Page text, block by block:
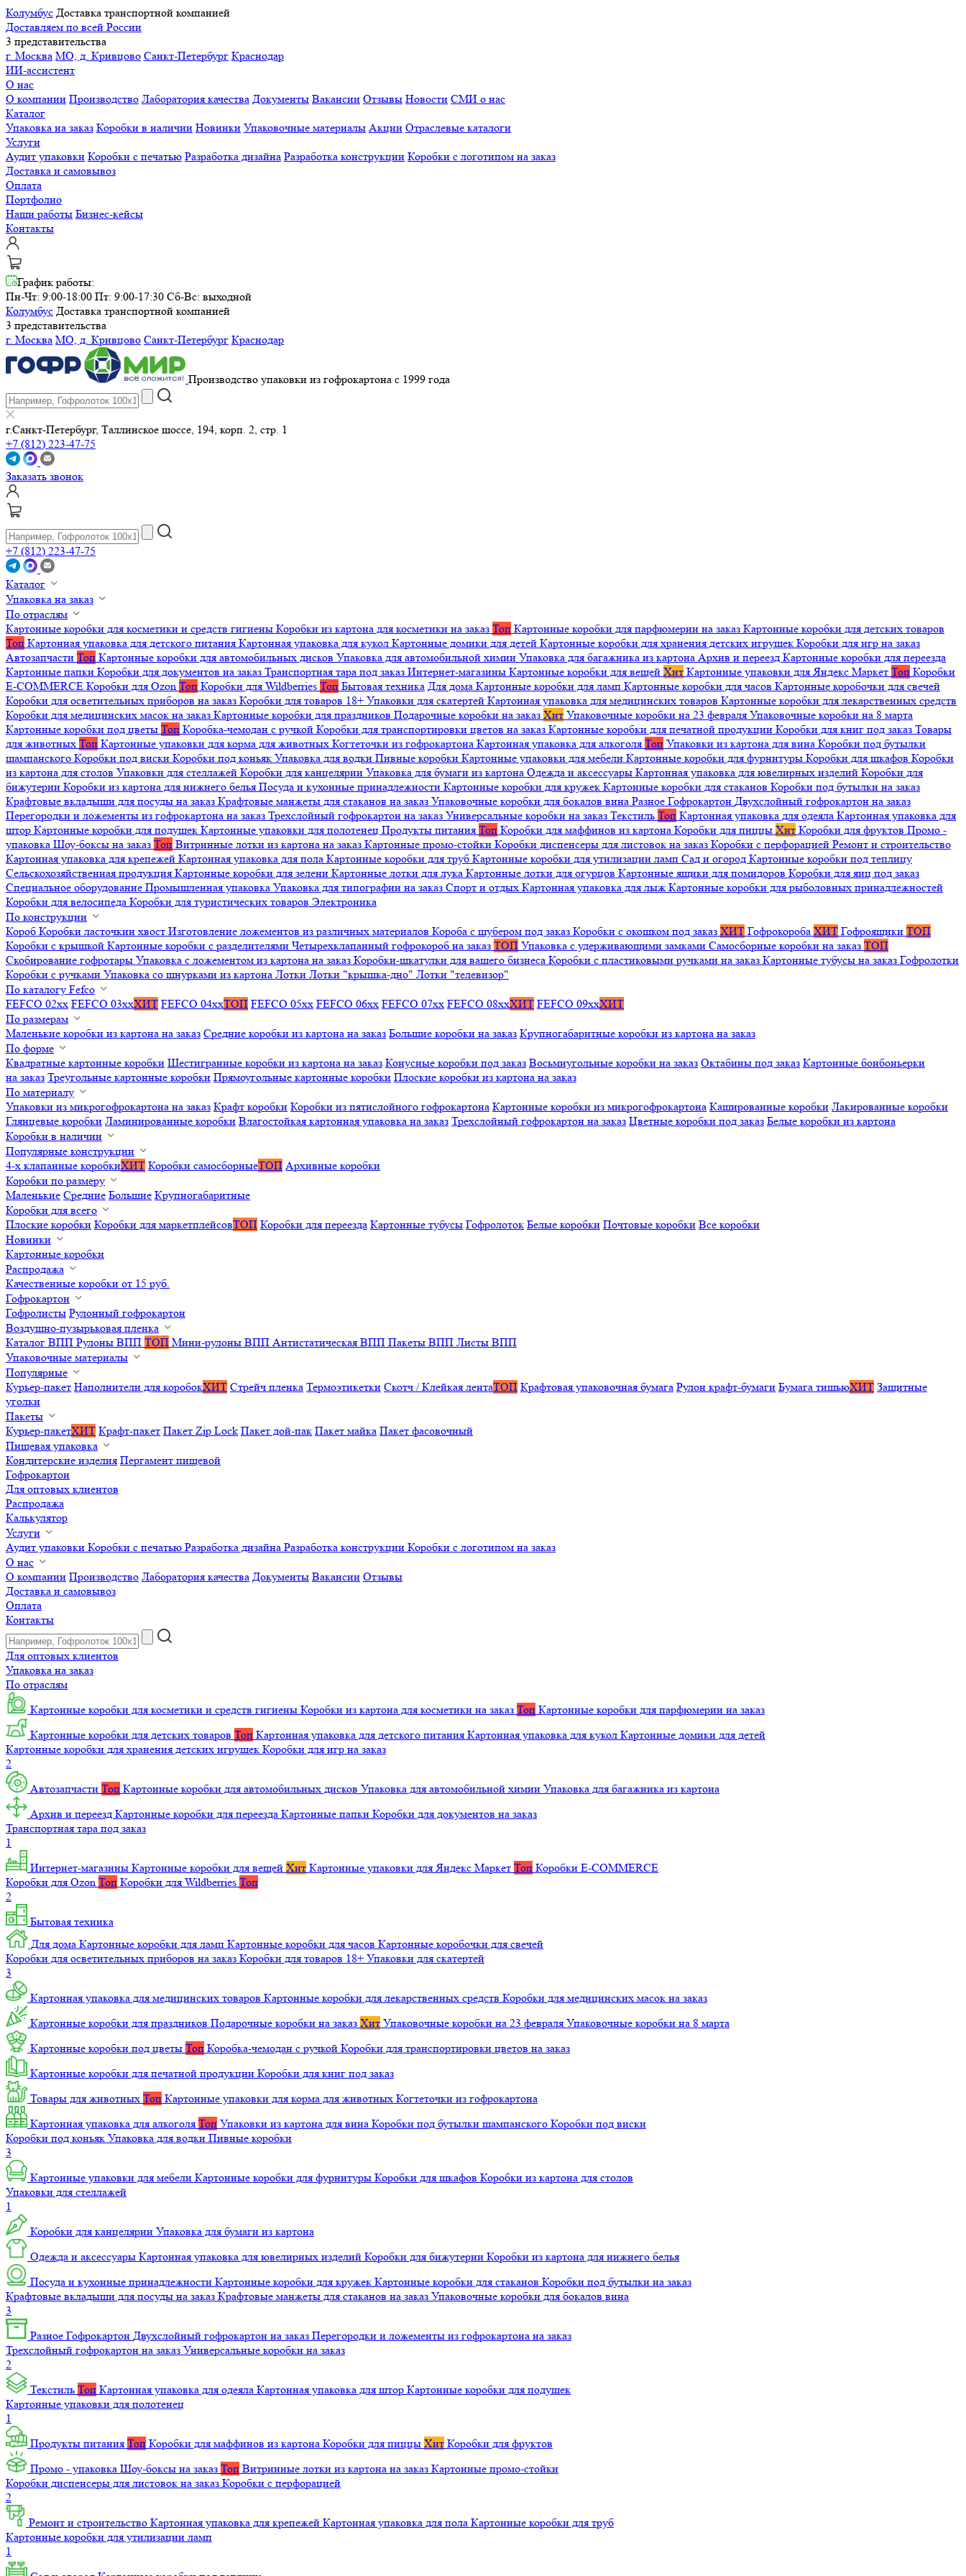
Колумбус Доставка транспортной компанией
Доставляем по всей России
3 представительства
г. Москва МО, д. Кривцово Санкт-Петербург Краснодар
ИИ-ассистент
О нас
О компании Производство Лаборатория качества Документы Вакансии Отзывы Новости СМИ о нас
Каталог
Упаковка на заказ Коробки в наличии Новинки Упаковочные материалы Акции Отраслевые каталоги
Услуги
Аудит упаковки Коробки с печатью Разработка дизайна Разработка конструкции Коробки с логотипом на заказ
Доставка и самовывоз
Оплата
Портфолио
Наши работы Бизнес-кейсы
Контакты
График работы:
Пн-Чт: 9:00-18:00 Пт: 9:00-17:30 Сб-Вс: выходной
Колумбус Доставка транспортной компанией
3 представительства
г. Москва МО, д. Кривцово Санкт-Петербург Краснодар
Производство упаковки из гофрокартона с 1999 года
г.Санкт-Петербург, Таллинское шоссе, 194, корп. 2, стр. 1
+7 (812) 223-47-75
Заказать звонок
+7 (812) 223-47-75
Каталог
Упаковка на заказ
По отраслям
Картонные коробки для косметики и средств гигиены Коробки из картона для косметики на заказ Топ Картонные коробки для парфюмерии на заказ Картонные коробки для детских товаров
Топ Картонная упаковка для детского питания Картонная упаковка для кукол Картонные домики для детей Картонные коробки для хранения детских игрушек Коробки для игр на заказ
Автозапчасти Топ Картонные коробки для автомобильных дисков Упаковка для автомобильной химии Упаковка для багажника из картона Архив и переезд Картонные коробки для переезда
Картонные папки Коробки для документов на заказ Транспортная тара под заказ Интернет-магазины Картонные коробки для вещей Хит Картонные упаковки для Яндекс Маркет Топ Коробки
E-COMMERCE Коробки для Ozon Топ Коробки для Wildberries Топ Бытовая техника Для дома Картонные коробки для ламп Картонные коробки для часов Картонные коробочки для свечей
Коробки для осветительных приборов на заказ Коробки для товаров 18+ Упаковки для скатертей Картонная упаковка для медицинских товаров Картонные коробки для лекарственных средств
Коробки для медицинских масок на заказ Картонные коробки для праздников Подарочные коробки на заказ Хит Упаковочные коробки на 23 февраля Упаковочные коробки на 8 марта
Картонные коробки под цветы Топ Коробка-чемодан с ручкой Коробки для транспортировки цветов на заказ Картонные коробки для печатной продукции Коробки для книг под заказ Товары
для животных Топ Картонные упаковки для корма для животных Когтеточки из гофрокартона Картонная упаковка для алкоголя Топ Упаковки из картона для вина Коробки под бутылки
шампанского Коробки под виски Коробки под коньяк Упаковка для водки Пивные коробки Картонные упаковки для мебели Картонные коробки для фурнитуры Коробки для шкафов Коробки
из картона для столов Упаковки для стеллажей Коробки для канцелярии Упаковка для бумаги из картона Одежда и аксессуары Картонная упаковка для ювелирных изделий Коробки для
бижутерии Коробки из картона для нижнего белья Посуда и кухонные принадлежности Картонные коробки для кружек Картонные коробки для стаканов Коробки под бутылки на заказ
Крафтовые вкладыши для посуды на заказ Крафтовые манжеты для стаканов на заказ Упаковочные коробки для бокалов вина Разное Гофрокартон Двухслойный гофрокартон на заказ
Перегородки и ложементы из гофрокартона на заказ Трехслойный гофрокартон на заказ Универсальные коробки на заказ Текстиль Топ Картонная упаковка для одеяла Картонная упаковка для
штор Картонные коробки для подушек Картонные упаковки для полотенец Продукты питания Топ Коробки для маффинов из картона Коробки для пиццы Хит Коробки для фруктов Промо -
упаковка Шоу-боксы на заказ Топ Витринные лотки из картона на заказ Картонные промо-стойки Коробки диспенсеры для листовок на заказ Коробки с перфорацией Ремонт и строительство
Картонная упаковка для крепежей Картонная упаковка для пола Картонные коробки для труб Картонные коробки для утилизации ламп Сад и огород Картонные коробки под теплицу
Сельскохозяйственная продукция Картонные коробки для зелени Картонные лотки для лука Картонные лотки для огурцов Картонные ящики для помидоров Коробки для яиц под заказ
Специальное оборудование Промышленная упаковка Упаковка для типографии на заказ Спорт и отдых Картонная упаковка для лыж Картонные коробки для рыболовных принадлежностей
Коробки для велосипеда Коробки для туристических товаров Электроника
По конструкции
Короб Коробки ласточкин хвост Изготовление ложементов из различных материалов Короба с шубером под заказ Коробки с окошком под заказ ХИТ Гофрокороба ХИТ Гофроящики ТОП
Коробки с крышкой Картонные коробки с разделителями Четырехклапанный гофрокороб на заказ ТОП Упаковка с удерживающими замками Самосборные коробки на заказ ТОП
Скобирование гофротары Упаковка с ложементом из картона на заказ Коробки-шкатулки для вашего бизнеса Коробки с пластиковыми ручками на заказ Картонные тубусы на заказ Гофролотки
Коробки с ручками Упаковка со шнурками из картона Лотки Лотки "крышка-дно" Лотки "телевизор"
По каталогу Fefco
FEFCO 02xx FEFCO 03xxХИТ FEFCO 04xxТОП FEFCO 05xx FEFCO 06xx FEFCO 07xx FEFCO 08xxХИТ FEFCO 09xxХИТ
По размерам
Маленькие коробки из картона на заказ Средние коробки из картона на заказ Большие коробки на заказ Крупногабаритные коробки из картона на заказ
По форме
Квадратные картонные коробки Шестигранные коробки из картона на заказ Конусные коробки под заказ Восьмиугольные коробки на заказ Октабины под заказ Картонные бонбоньерки
на заказ Треугольные картонные коробки Прямоугольные картонные коробки Плоские коробки из картона на заказ
По материалу
Упаковки из микрогофрокартона на заказ Крафт коробки Коробки из пятислойного гофрокартона Картонные коробки из микрогофрокартона Кашированные коробки Лакированные коробки
Глянцевые коробки Ламинированные коробки Влагостойкая картонная упаковка на заказ Трехслойный гофрокартон на заказ Цветные коробки под заказ Белые коробки из картона
Коробки в наличии
Популярные конструкции
4-х клапанные коробкиХИТ Коробки самосборныеТОП Архивные коробки
Коробки по размеру
Маленькие Средние Большие Крупногабаритные
Коробки для всего
Плоские коробки Коробки для маркетплейсовТОП Коробки для переезда Картонные тубусы Гофролоток Белые коробки Почтовые коробки Все коробки
Новинки
Картонные коробки
Распродажа
Качественные коробки от 15 руб.
Гофрокартон
Гофролисты Рулонный гофрокартон
Воздушно-пузырьковая пленка
Каталог ВПП Рулоны ВПП ТОП Мини-рулоны ВПП Антистатическая ВПП Пакеты ВПП Листы ВПП
Упаковочные материалы
Популярные
Курьер-пакет Наполнители для коробокХИТ Стрейч пленка Термоэтикетки Скотч / Клейкая лентаТОП Крафтовая упаковочная бумага Рулон крафт-бумаги Бумага тишьюХИТ Защитные
уголки
Пакеты
Курьер-пакетХИТ Крафт-пакет Пакет Zip Lock Пакет дой-пак Пакет майка Пакет фасовочный
Пищевая упаковка
Кондитерские изделия Пергамент пищевой
Гофрокартон
Для оптовых клиентов
Распродажа
Калькулятор
Услуги
Аудит упаковки Коробки с печатью Разработка дизайна Разработка конструкции Коробки с логотипом на заказ
О нас
О компании Производство Лаборатория качества Документы Вакансии Отзывы
Доставка и самовывоз
Оплата
Контакты
Для оптовых клиентов
Упаковка на заказ
По отраслям
Картонные коробки для косметики и средств гигиены Коробки из картона для косметики на заказ Топ Картонные коробки для парфюмерии на заказ
Картонные коробки для детских товаров Топ Картонная упаковка для детского питания Картонная упаковка для кукол Картонные домики для детей
Картонные коробки для хранения детских игрушек Коробки для игр на заказ
2
Автозапчасти Топ Картонные коробки для автомобильных дисков Упаковка для автомобильной химии Упаковка для багажника из картона
Архив и переезд Картонные коробки для переезда Картонные папки Коробки для документов на заказ
Транспортная тара под заказ
1
Интернет-магазины Картонные коробки для вещей Хит Картонные упаковки для Яндекс Маркет Топ Коробки E-COMMERCE
Коробки для Ozon Топ Коробки для Wildberries Топ
2
Бытовая техника
Для дома Картонные коробки для ламп Картонные коробки для часов Картонные коробочки для свечей
Коробки для осветительных приборов на заказ Коробки для товаров 18+ Упаковки для скатертей
3
Картонная упаковка для медицинских товаров Картонные коробки для лекарственных средств Коробки для медицинских масок на заказ
Картонные коробки для праздников Подарочные коробки на заказ Хит Упаковочные коробки на 23 февраля Упаковочные коробки на 8 марта
Картонные коробки под цветы Топ Коробка-чемодан с ручкой Коробки для транспортировки цветов на заказ
Картонные коробки для печатной продукции Коробки для книг под заказ
Товары для животных Топ Картонные упаковки для корма для животных Когтеточки из гофрокартона
Картонная упаковка для алкоголя Топ Упаковки из картона для вина Коробки под бутылки шампанского Коробки под виски
Коробки под коньяк Упаковка для водки Пивные коробки
3
Картонные упаковки для мебели Картонные коробки для фурнитуры Коробки для шкафов Коробки из картона для столов
Упаковки для стеллажей
1
Коробки для канцелярии Упаковка для бумаги из картона
Одежда и аксессуары Картонная упаковка для ювелирных изделий Коробки для бижутерии Коробки из картона для нижнего белья
Посуда и кухонные принадлежности Картонные коробки для кружек Картонные коробки для стаканов Коробки под бутылки на заказ
Крафтовые вкладыши для посуды на заказ Крафтовые манжеты для стаканов на заказ Упаковочные коробки для бокалов вина
3
Разное Гофрокартон Двухслойный гофрокартон на заказ Перегородки и ложементы из гофрокартона на заказ
Трехслойный гофрокартон на заказ Универсальные коробки на заказ
2
Текстиль Топ Картонная упаковка для одеяла Картонная упаковка для штор Картонные коробки для подушек
Картонные упаковки для полотенец
1
Продукты питания Топ Коробки для маффинов из картона Коробки для пиццы Хит Коробки для фруктов
Промо - упаковка Шоу-боксы на заказ Топ Витринные лотки из картона на заказ Картонные промо-стойки
Коробки диспенсеры для листовок на заказ Коробки с перфорацией
2
Ремонт и строительство Картонная упаковка для крепежей Картонная упаковка для пола Картонные коробки для труб
Картонные коробки для утилизации ламп
1